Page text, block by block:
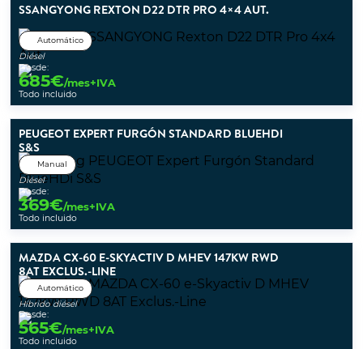
SSANGYONG REXTON D22 DTR PRO 4×4 AUT.
Automático
Diésel
Desde:
685€/mes+IVA
Todo incluido
PEUGEOT EXPERT FURGÓN STANDARD BLUEHDI
S&S
Manual
Diésel
Desde:
369€/mes+IVA
Todo incluido
MAZDA CX-60 E-SKYACTIV D MHEV 147KW RWD
8AT EXCLUS.-LINE
Automático
Híbrido diésel
Desde:
565€/mes+IVA
Todo incluido